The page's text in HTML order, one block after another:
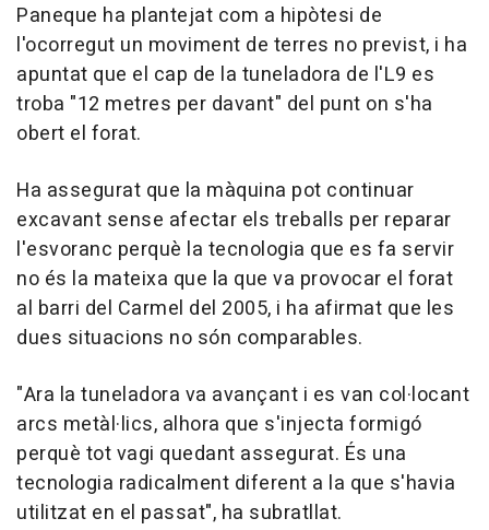
Paneque ha plantejat com a hipòtesi de
l'ocorregut un moviment de terres no previst, i ha
apuntat que el cap de la tuneladora de l'L9 es
troba "12 metres per davant" del punt on s'ha
obert el forat.
Ha assegurat que la màquina pot continuar
excavant sense afectar els treballs per reparar
l'esvoranc perquè la tecnologia que es fa servir
no és la mateixa que la que va provocar el forat
al barri del Carmel del 2005, i ha afirmat que les
dues situacions no són comparables.
"Ara la tuneladora va avançant i es van col·locant
arcs metàl·lics, alhora que s'injecta formigó
perquè tot vagi quedant assegurat. És una
tecnologia radicalment diferent a la que s'havia
utilitzat en el passat", ha subratllat.